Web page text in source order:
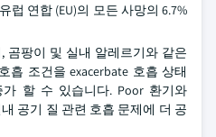
럽 연합 (EU)의 모든 사망의 6.7%
곰팡이 및 실내 알레르기와 같은
흡 조건을 exacerbate 호흡 상태
할 수 있습니다. Poor 환기와
공기 질 관련 호흡 문제에 더 공